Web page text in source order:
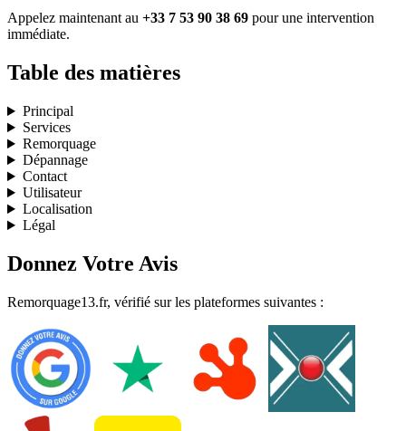
Appelez maintenant au +33 7 53 90 38 69 pour une intervention
immédiate.
Table des matières
Principal
Services
Remorquage
Dépannage
Contact
Utilisateur
Localisation
Légal
Donnez Votre Avis
Remorquage13.fr, vérifié sur les plateformes suivantes :